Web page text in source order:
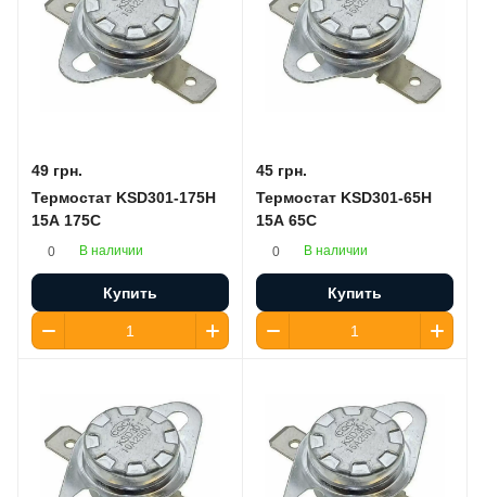
49 грн.
Термостат KSD301-175H
15A 175C
0 В наличии
Купить
45 грн.
Термостат KSD301-65H
15A 65C
0 В наличии
Купить